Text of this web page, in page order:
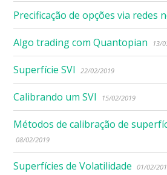
Precificação de opções via redes
Algo trading com Quantopian 13/
Superfície SVI 22/02/2019
Calibrando um SVI 15/02/2019
Métodos de calibração de
08/02/2019
Superfícies de Volatilidade 01/02/